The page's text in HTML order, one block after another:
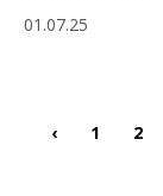
01.07.25
‹ 1 2